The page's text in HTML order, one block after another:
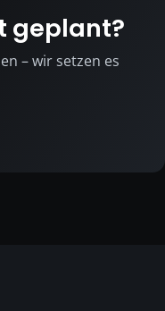
geplant?
– wir setzen es